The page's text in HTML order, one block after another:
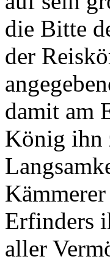
die Bitte
der
damit am
König ihn
Erfinders
aller